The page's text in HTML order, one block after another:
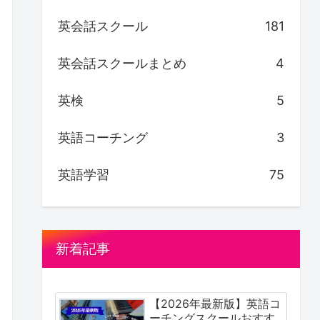
英会話スクール 181
英会話スクールまとめ 4
英検 5
英語コーチング 3
英語学習 75
新着記事
【2026年最新版】英語コ